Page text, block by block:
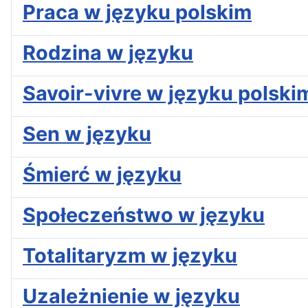
Praca w języku polskim
Rodzina w języku
Savoir-vivre w języku
Sen w języku
Śmierć w języku
Społeczeństwo w języku
Totalitaryzm w języku
Uzależnienie w języku